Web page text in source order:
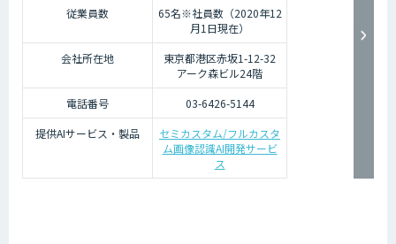
従業員数
65名※社員数（2020年12
月1日現在）
会社所在地
東京都港区赤坂1-12-32
アーク森ビル24階
電話番号
03-6426-5144
提供AIサービス・製品
セミカスタム/フルカスタ
ム画像認識AI開発サービ
ス